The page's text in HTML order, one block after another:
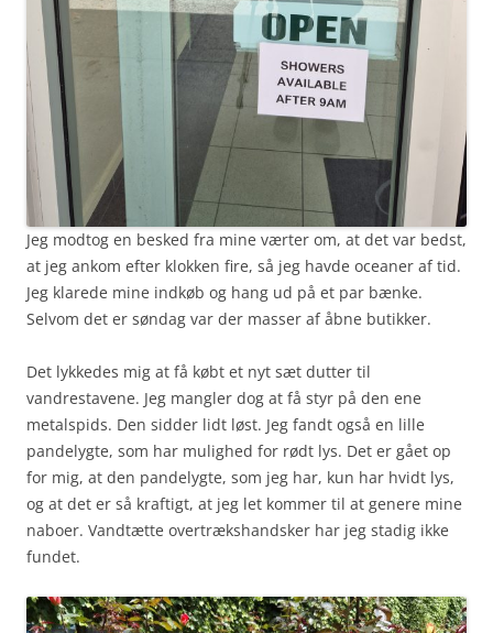
Jeg modtog en besked fra mine værter om, at det var bedst,
at jeg ankom efter klokken fire, så jeg havde oceaner af tid.
Jeg klarede mine indkøb og hang ud på et par bænke.
Selvom det er søndag var der masser af åbne butikker.
Det lykkedes mig at få købt et nyt sæt dutter til
vandrestavene. Jeg mangler dog at få styr på den ene
metalspids. Den sidder lidt løst. Jeg fandt også en lille
pandelygte, som har mulighed for rødt lys. Det er gået op
for mig, at den pandelygte, som jeg har, kun har hvidt lys,
og at det er så kraftigt, at jeg let kommer til at genere mine
naboer. Vandtætte overtrækshandsker har jeg stadig ikke
fundet.